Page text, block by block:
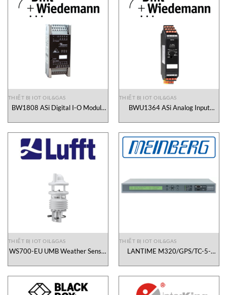
THIẾT BỊ IOT OIL&GAS
BW1808 ASi Digital I-O Module
THIẾT BỊ IOT OIL&GAS
BWU1364 ASi Analog Input
THIẾT BỊ IOT OIL&GAS
WS700-EU UMB Weather Sensor
THIẾT BỊ IOT OIL&GAS
LANTIME M320/GPS/TC-5-
Vietnam